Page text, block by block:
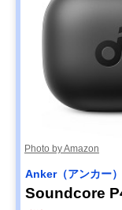
Photo by Amazon
Anker（アンカー）
Soundcore